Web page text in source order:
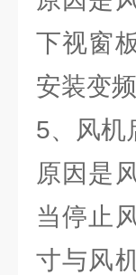
下视窗
安装变
5、风机
原因是
当停止
寸与风